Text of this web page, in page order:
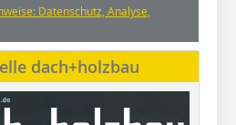
Datenschutz, Analyse,
dach+holzbau